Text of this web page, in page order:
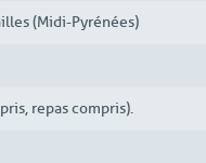
(Midi-Pyrénées)
repas compris).